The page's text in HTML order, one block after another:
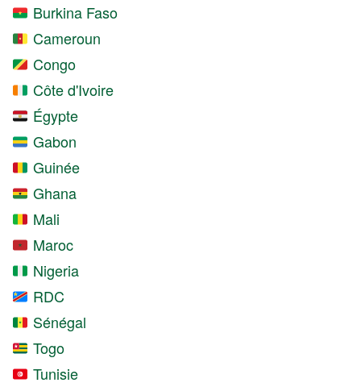
Burkina Faso
Cameroun
Congo
Côte d'Ivoire
Égypte
Gabon
Guinée
Ghana
Mali
Maroc
Nigeria
RDC
Sénégal
Togo
Tunisie